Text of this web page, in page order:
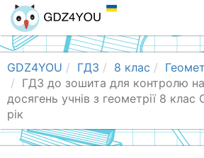
GDZ4YOU ГДЗ 8 клас
ГДЗ до зошита для контролю
досягень учнів з геометрії 8
рік